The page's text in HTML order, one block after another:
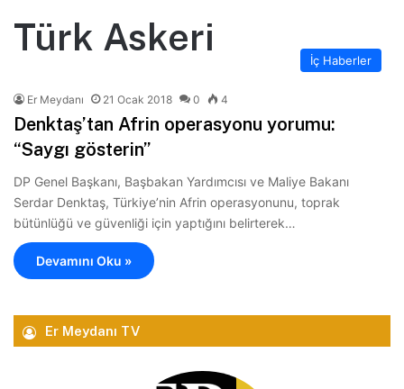
Türk Askeri
İç Haberler
Er Meydanı 21 Ocak 2018 0 4
Denktaş’tan Afrin operasyonu yorumu:
“Saygı gösterin”
DP Genel Başkanı, Başbakan Yardımcısı ve Maliye Bakanı
Serdar Denktaş, Türkiye’nin Afrin operasyonunu, toprak
bütünlüğü ve güvenliği için yaptığını belirterek…
Devamını Oku »
Er Meydanı TV